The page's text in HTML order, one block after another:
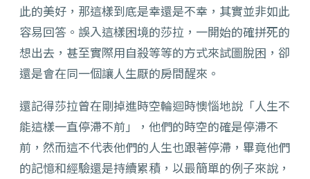
此的美好，那這樣到底是幸還是不幸，其實並非如此
容易回答。誤入這樣困境的莎拉，一開始的確拼死的
想出去，甚至實際用自殺等等的方式來試圖脫困，卻
還是會在同一個讓人生厭的房間醒來。
還記得莎拉曾在剛掉進時空輪迴時懊惱地說「人生不
能這樣一直停滯不前」，他們的時空的確是停滯不
前，然而這不代表他們的人生也跟著停滯，畢竟他們
的記憶和經驗還是持續累積，以最簡單的例子來說，